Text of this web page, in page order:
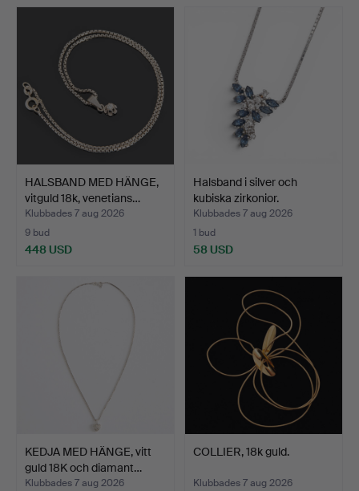
HALSBAND MED HÄNGE,
vitguld 18k, venetians…
Klubbades 7 aug 2026
9 bud
448 USD
Halsband i silver och
kubiska zirkonior.
Klubbades 7 aug 2026
1 bud
58 USD
KEDJA MED HÄNGE, vitt
guld 18K och diamant…
Klubbades 7 aug 2026
COLLIER, 18k guld.
Klubbades 7 aug 2026